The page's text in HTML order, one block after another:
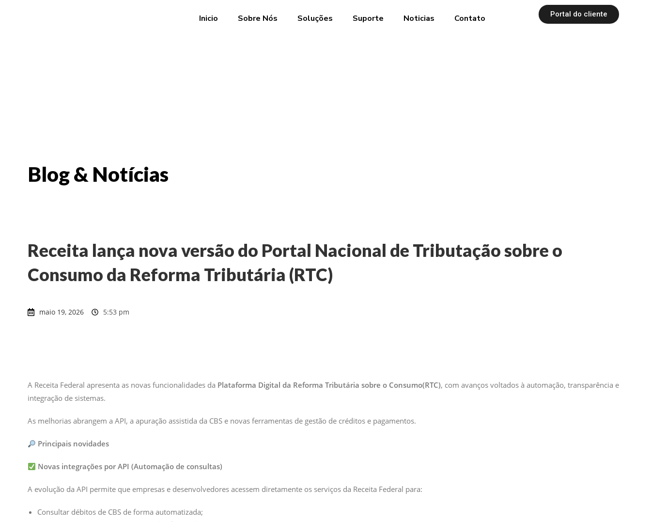
Inicio Sobre Nós Soluções Suporte Noticias Contato Portal do cliente
Blog & Notícias
Receita lança nova versão do Portal Nacional de Tributação sobre o
Consumo da Reforma Tributária (RTC)
maio 19, 2026 5:53 pm
A Receita Federal apresenta as novas funcionalidades da Plataforma Digital da Reforma Tributária sobre o Consumo(RTC), com avanços voltados à automação, transparência e
integração de sistemas.
As melhorias abrangem a API, a apuração assistida da CBS e novas ferramentas de gestão de créditos e pagamentos.
Principais novidades
Novas integrações por API (Automação de consultas)
A evolução da API permite que empresas e desenvolvedores acessem diretamente os serviços da Receita Federal para:
Consultar débitos de CBS de forma automatizada;